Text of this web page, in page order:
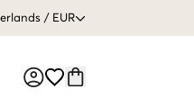
/ EUR